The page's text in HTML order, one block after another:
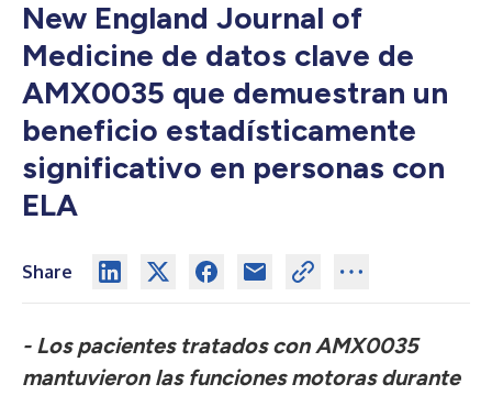
New England Journal of
Medicine de datos clave de
AMX0035 que demuestran un
beneficio estadísticamente
significativo en personas con
ELA
Share
- Los pacientes tratados con AMX0035
mantuvieron las funciones motoras durante